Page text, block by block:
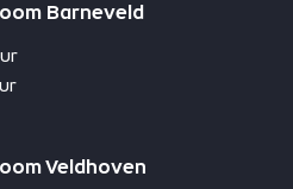
Barneveld
Veldhoven